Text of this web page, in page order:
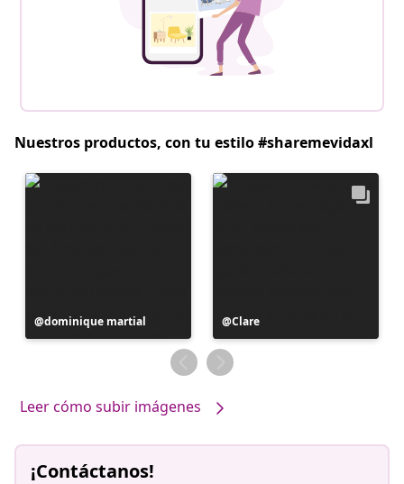
Nuestros productos, con tu estilo #sharemevidaxl
Publicación
realizada
dominique martial
Publicación
realizada
por
Clare
Leer cómo subir imágenes
¡Contáctanos!